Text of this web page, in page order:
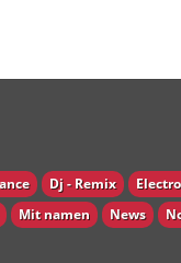
Dj - Remix
Mit namen News